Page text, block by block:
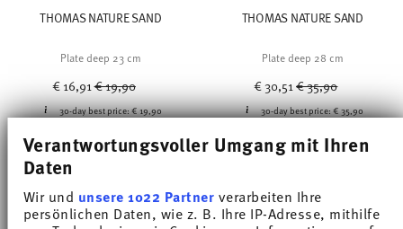
Verantwortungsvoller Umgang mit Ihren
Daten
Wir und unsere 1022 Partnerverarbeiten Ihre
persönlichen Daten, wie z. B. Ihre IP-Adresse, mithilfe
THOMAS NATURE SAND
Plate deep 23 cm
€ 16,91Price reduced from
€ 19,90
30-day best price:€ 19,90
THOMAS NATURE SAND
Plate deep 28 cm
€ 30,51Price reduced from
€ 35,90
30-day best price:€ 35,90